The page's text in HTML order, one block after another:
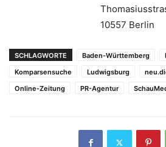
10557 Berlin
SCHLAGWORTE Baden-Württemberg
Komparsensuche
Ludwigsburg
Online-Zeitung
PR-Agentur